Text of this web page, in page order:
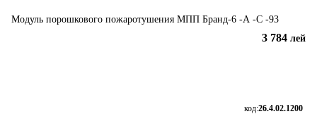
Модуль порошкового пожаротушения МПП Бранд-6 -А -С -93
3 784 лей
код:26.4.02.1200